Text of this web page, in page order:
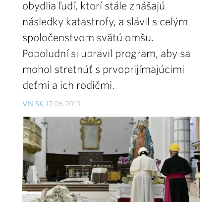
obydlia ľudí, ktorí stále znášajú
následky katastrofy, a slávil s celým
spoločenstvom svätú omšu.
Popoludní si upravil program, aby sa
mohol stretnúť s prvoprijímajúcimi
deťmi a ich rodičmi.
VN SK 17.06.2019